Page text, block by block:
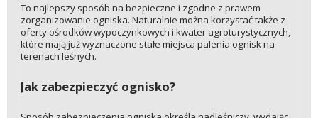
To najlepszy sposób na bezpieczne i zgodne z prawem
zorganizowanie ogniska. Naturalnie można korzystać także z
oferty ośrodków wypoczynkowych i kwater agroturystycznych,
które mają już wyznaczone stałe miejsca palenia ognisk na
terenach leśnych.
Jak zabezpieczyć ognisko?